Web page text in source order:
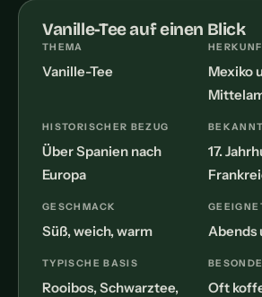
Vanille-Tee auf einen Blick
THEMA
Vanille-Tee
Mexiko
HISTORISCHER BEZUG
Über Spanien nach
Europa
17.
GESCHMACK
Süß, weich, warm Abends
TYPISCHE BASIS
Rooibos, Schwarztee,
Oft